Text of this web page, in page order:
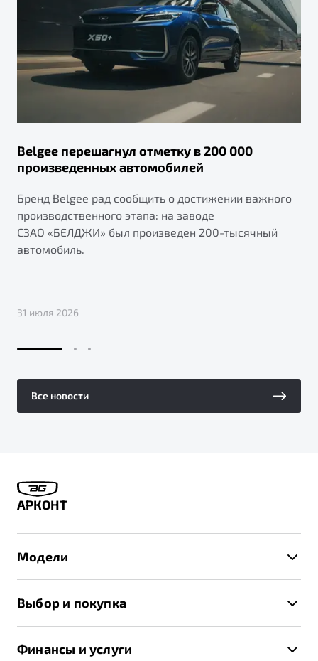
Belgee перешагнул отметку в 200 000
произведенных автомобилей
Бренд Belgee рад сообщить о достижении важного
производственного этапа: на заводе
СЗАО «БЕЛДЖИ» был произведен 200-тысячный
автомобиль.
31 июля 2026
Все новости
АРКОНТ
Модели
X70
Выбор и покупка
Финансы и услуги